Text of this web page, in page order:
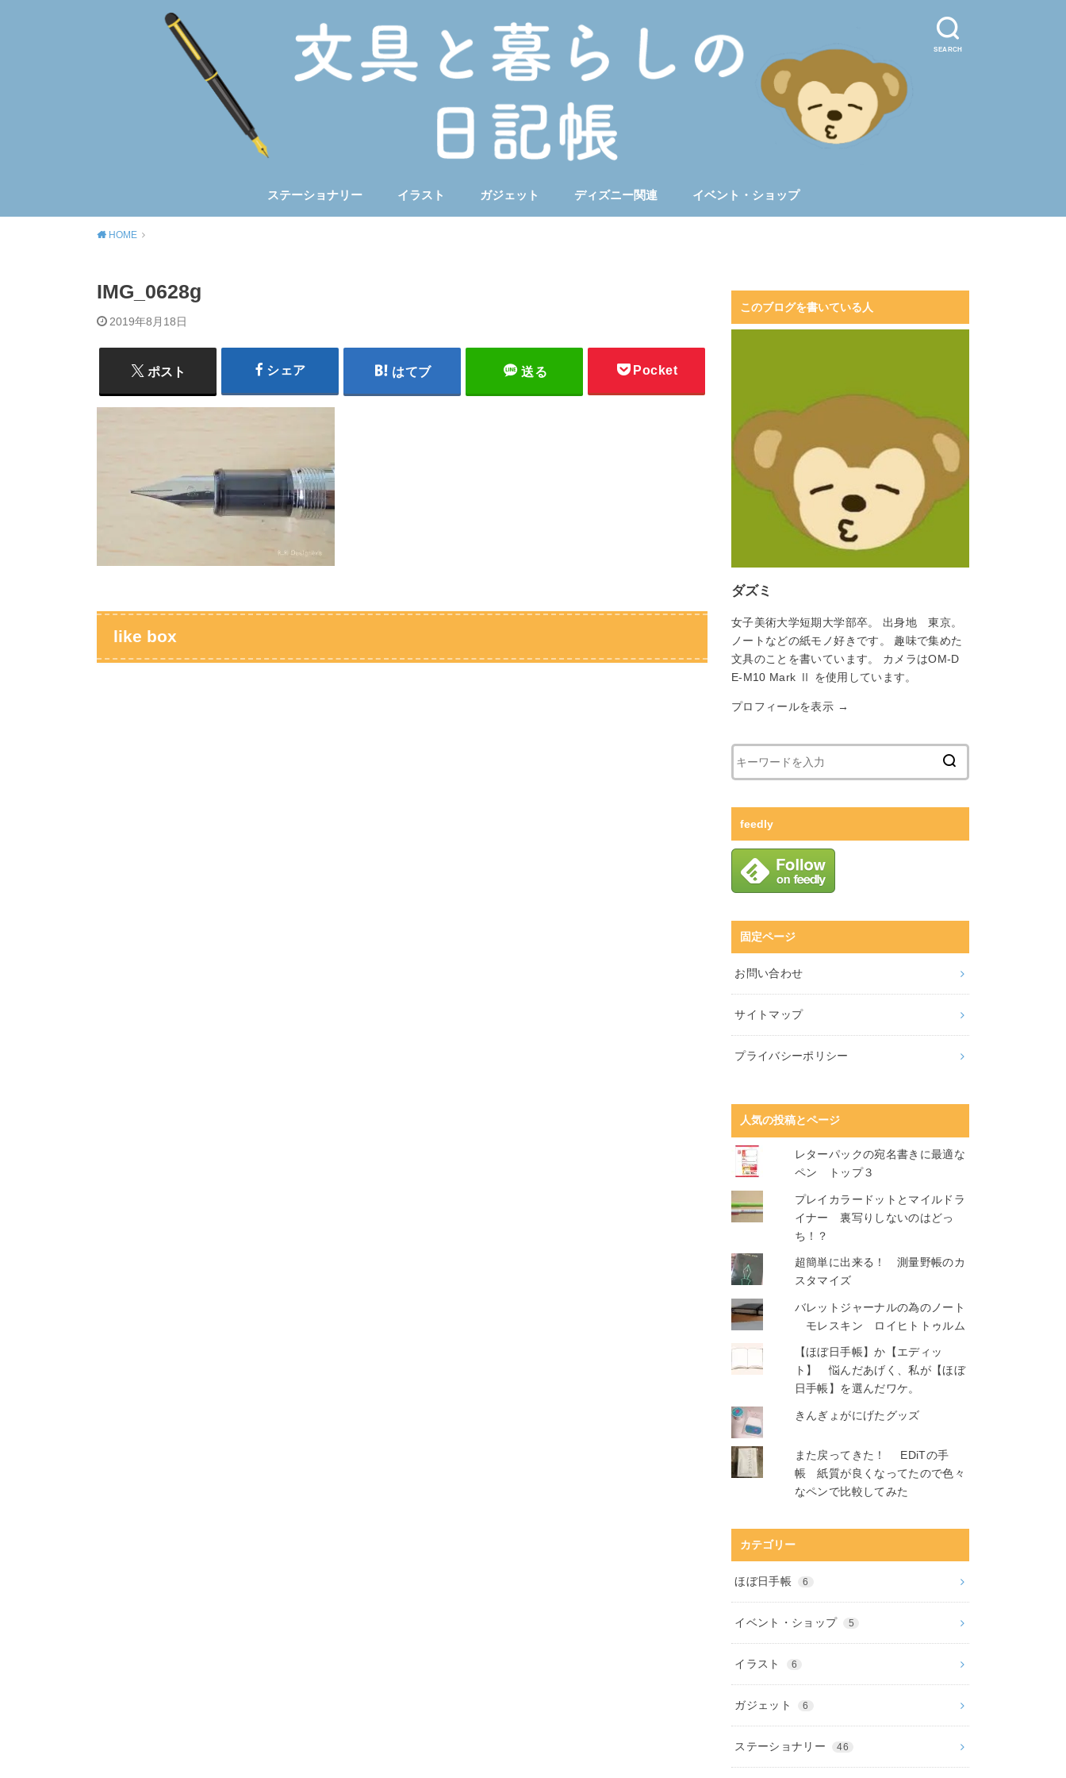
SEARCH
ステーショナリー イラスト ガジェット ディズニー関連 イベント・ショップ
HOME
IMG_0628g
2019年8月18日
ポスト シェア はてブ 送る Pocket
like box
このブログを書いている人
ダズミ
女子美術大学短期大学部卒。 出身地 東京。
ノートなどの紙モノ好きです。 趣味で集めた
文具のことを書いています。 カメラはOM-D
E-M10 Mark Ⅱ を使用しています。
プロフィールを表示 →
feedly
固定ページ
お問い合わせ
サイトマップ
プライバシーポリシー
人気の投稿とページ
レターパックの宛名書きに最適な
ペン トップ３
プレイカラードットとマイルドラ
イナー 裏写りしないのはどっ
ち！？
超簡単に出来る！ 測量野帳のカ
スタマイズ
バレットジャーナルの為のノート
モレスキン ロイヒトトゥルム
【ほぼ日手帳】か【エディッ
ト】 悩んだあげく、私が【ほぼ
日手帳】を選んだワケ。
きんぎょがにげたグッズ
また戻ってきた！ EDiTの手
帳 紙質が良くなってたので色々
なペンで比較してみた
カテゴリー
ほぼ日手帳 6
イベント・ショップ 5
イラスト 6
ガジェット 6
ステーショナリー 46